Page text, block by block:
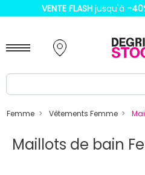
VENTE FLASH jusqu'à -
Femme Vêtements Femme
Maillots de bain